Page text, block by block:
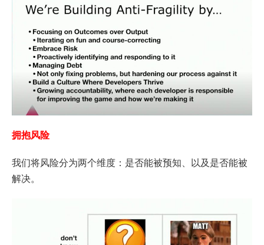
拥抱风险
我们将风险分为两个维度：是否能被预知、以及是否能被
解决。